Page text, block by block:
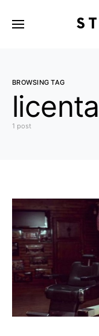
BROWSING TAG
licenta
1 post